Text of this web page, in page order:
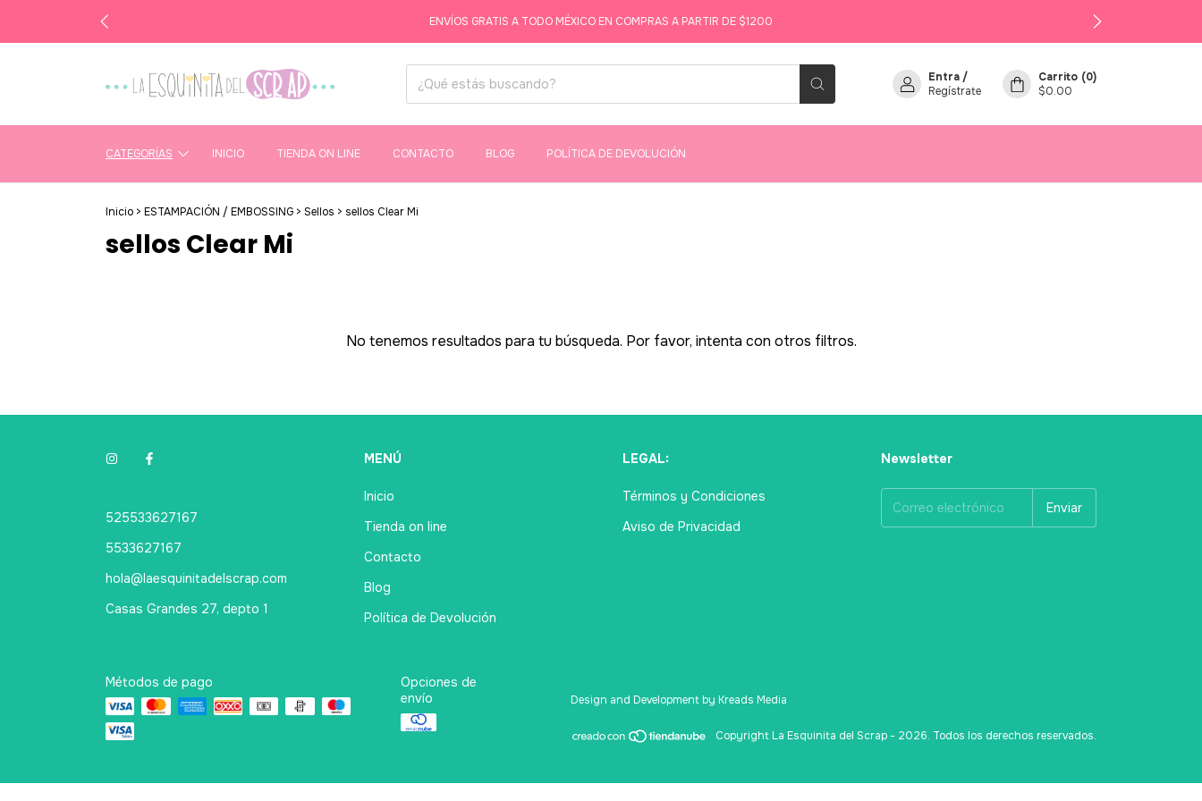
ENVÍOS GRATIS A TODO MÉXICO EN COMPRAS A PARTIR DE $1200
Entra /
Regístrate
Carrito (0)
$0.00
CATEGORÍAS INICIO TIENDA ON LINE CONTACTO BLOG POLÍTICA DE DEVOLUCIÓN
Inicio > ESTAMPACIÓN / EMBOSSING > Sellos > sellos Clear Mi
sellos Clear Mi
No tenemos resultados para tu búsqueda. Por favor, intenta con otros filtros.
525533627167
5533627167
hola@laesquinitadelscrap.com
Casas Grandes 27, depto 1
MENÚ
Inicio
Tienda on line
Contacto
Blog
Política de Devolución
LEGAL:
Términos y Condiciones
Aviso de Privacidad
Newsletter
Métodos de pago
Opciones de
envío
Design and Development by Kreads Media
Copyright La Esquinita del Scrap - 2026. Todos los derechos reservados.